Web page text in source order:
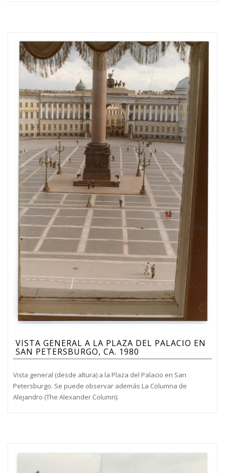
VISTA GENERAL A LA PLAZA DEL PALACIO EN
SAN PETERSBURGO, CA. 1980
Vista general (desde altura) a la Plaza del Palacio en San
Petersburgo. Se puede observar además La Columna de
Alejandro (The Alexander Column).